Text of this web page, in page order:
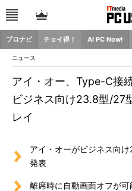
プロナビ チョイ得！ AI PC Now!
ニュース
アイ・オー、Type-C接
ビジネス向け23.8型/27
レイ
アイ・オーがビジネス向
発表
離席時に自動画面オフが